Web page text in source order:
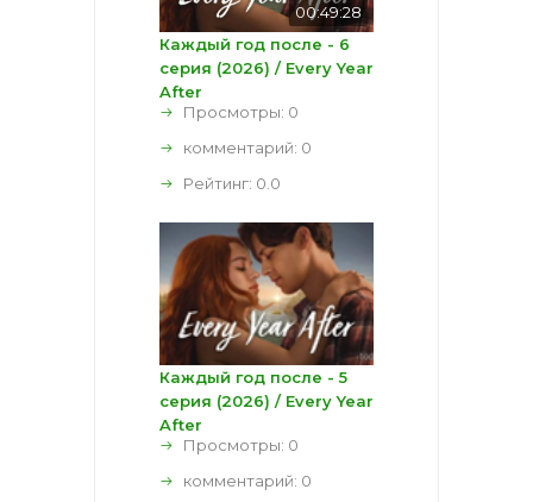
00:49:28
Каждый год после - 6
серия (2026) / Every Year
After
Просмотры: 0
комментарий: 0
Рейтинг: 0.0
Каждый год после - 5
серия (2026) / Every Year
After
Просмотры: 0
комментарий: 0